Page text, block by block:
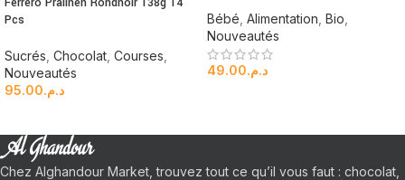
Pcs
Sucrés Chocolat Courses
Nouveautés
د.م.95.00
Bébé Alimentation Bio
Nouveautés
د.م.49.00
Chez Alghandour Market, trouvez tout ce qu’il vous faut : chocolat,